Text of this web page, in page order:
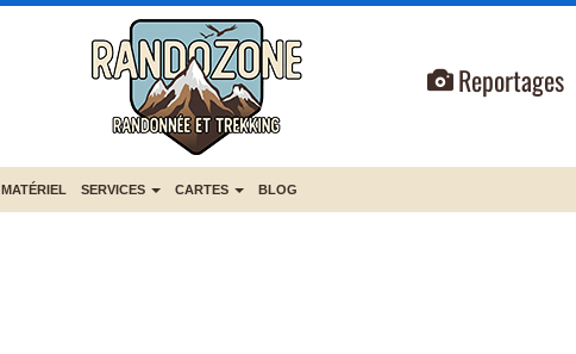
Reportages
MATÉRIEL SERVICES CARTES BLOG